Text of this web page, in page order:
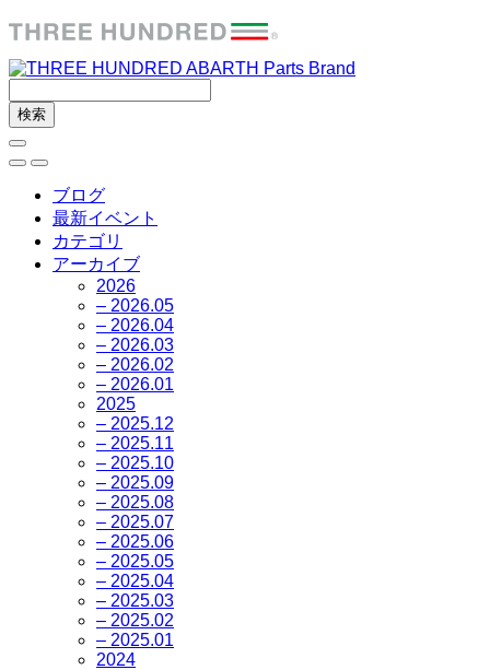
ブログ
最新イベント
カテゴリ
アーカイブ
2026
– 2026.05
– 2026.04
– 2026.03
– 2026.02
– 2026.01
2025
– 2025.12
– 2025.11
– 2025.10
– 2025.09
– 2025.08
– 2025.07
– 2025.06
– 2025.05
– 2025.04
– 2025.03
– 2025.02
– 2025.01
2024